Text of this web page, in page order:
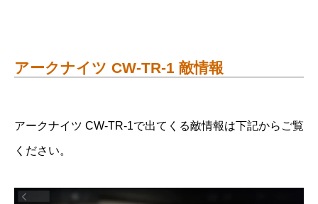
アークナイツ CW-TR-1 敵情報
アークナイツ CW-TR-1で出てくる敵情報は下記からご覧
ください。